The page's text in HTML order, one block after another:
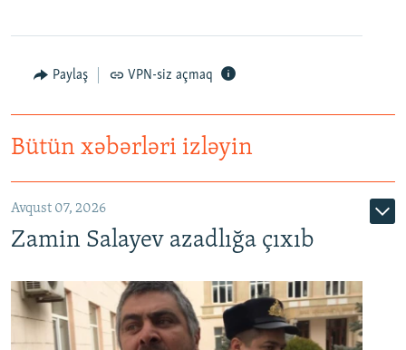
Paylaş VPN-siz açmaq
Bütün xəbərləri izləyin
Avqust 07, 2026
Zamin Salayev azadlığa çıxıb